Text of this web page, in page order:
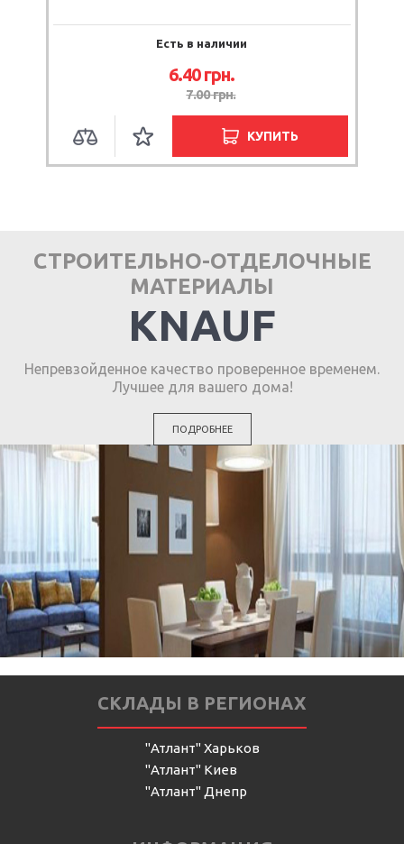
Есть в наличии
6.40грн.
7.00грн.
КУПИТЬ
СТРОИТЕЛЬНО-ОТДЕЛОЧНЫЕ
МАТЕРИАЛЫ
KNAUF
Непревзойденное качество проверенное временем.
Лучшее для вашего дома!
ПОДРОБНЕЕ
СКЛАДЫ В РЕГИОНАХ
"Атлант" Харьков
"Атлант" Киев
"Атлант" Днепр